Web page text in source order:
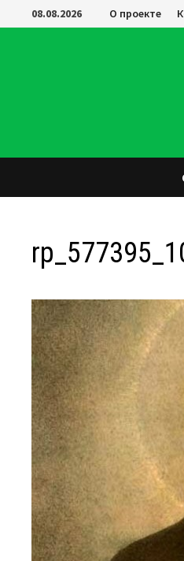
Перейти
к
08.08.2026 О проекте